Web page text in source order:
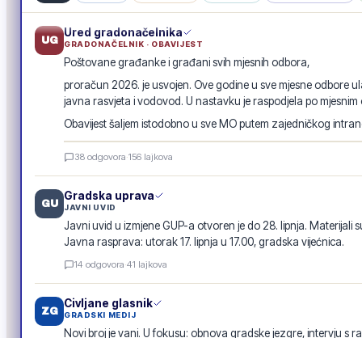
UG
Ured gradonačelnika
GRADONAČELNIK · OBAVIJEST
Poštovane građanke i građani svih mjesnih odbora,
proračun 2026. je usvojen. Ove godine u sve mjesne odbore
javna rasvjeta i vodovod. U nastavku je raspodjela po mjesnim
Obavijest šaljem istodobno u sve MO putem zajedničkog
GRADSKA OBAVIJEST
Raspodjela investicija 2026. · po mjesnim odborima
38 odgovora·156 lajkova
GU
Gradska uprava
JAVNI UVID
Javni uvid u izmjene GUP-a otvoren je do 28. lipnja. Materijali
Javna rasprava: utorak 17. lipnja u 17.00, gradska vijećnica.
14 odgovora·41 lajkova
ZG
Civljane glasnik
GRADSKI MEDIJ
Novi broj je vani. U fokusu: obnova gradske jezgre, intervju s